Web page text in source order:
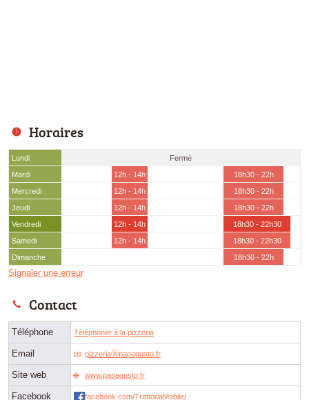
Horaires
Lundi
Fermé
Mardi
12h - 14h
18h30 - 22h
Mercredi
12h - 14h
18h30 - 22h
Jeudi
12h - 14h
18h30 - 22h
Vendredi
12h - 14h
18h30 - 22h30
Samedi
12h - 14h
18h30 - 22h30
Dimanche
18h30 - 22h
Signaler une erreur
Contact
Téléphone Téléphoner à la pizzeria
Email pizzeriaⓐpapagusto.fr
Site web www.papagusto.fr
Facebook facebook.com/TrattoriaMobile/